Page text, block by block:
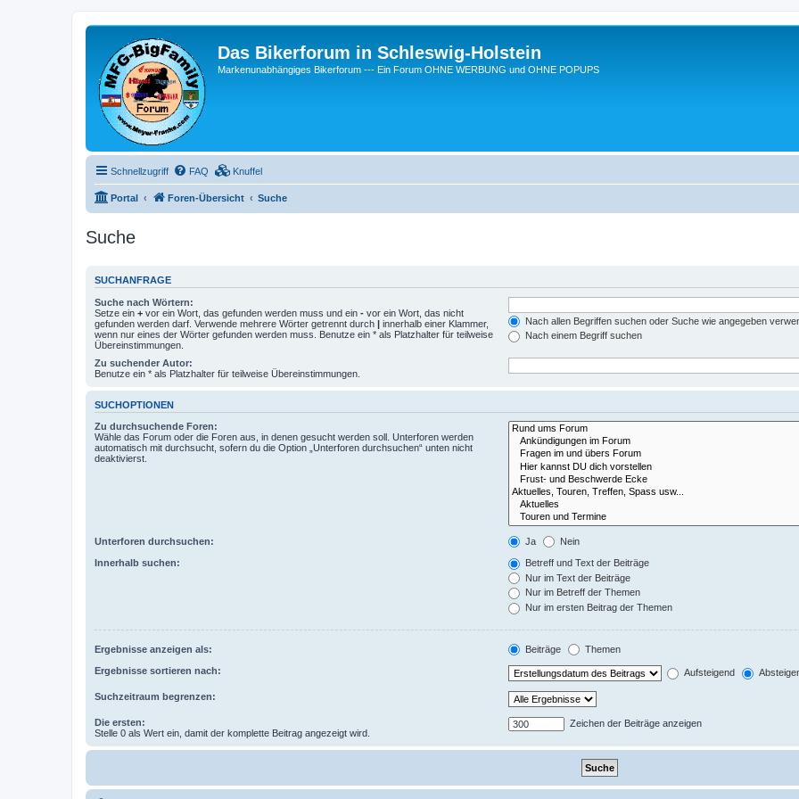
Das Bikerforum in Schleswig-Holstein
Markenunabhängiges Bikerforum --- Ein Forum OHNE WERBUNG und OHNE POPUPS
Schnellzugriff FAQ Knuffel
Portal Foren-Übersicht Suche
Suche
SUCHANFRAGE
Suche nach Wörtern:
Setze ein + vor ein Wort, das gefunden werden muss und ein - vor ein Wort, das nicht
gefunden werden darf. Verwende mehrere Wörter getrennt durch | innerhalb einer Klammer,
wenn nur eines der Wörter gefunden werden muss. Benutze ein * als Platzhalter für teilweise
Übereinstimmungen.
Nach allen Begriffen suchen oder Suche wie angegeben
Nach einem Begriff suchen
Zu suchender Autor:
Benutze ein * als Platzhalter für teilweise Übereinstimmungen.
SUCHOPTIONEN
Zu durchsuchende Foren:
Wähle das Forum oder die Foren aus, in denen gesucht werden soll. Unterforen werden
automatisch mit durchsucht, sofern du die Option „Unterforen durchsuchen“ unten nicht
deaktivierst.
Unterforen durchsuchen: Ja Nein
Innerhalb suchen:
Betreff und Text der Beiträge
Nur im Text der Beiträge
Nur im Betreff der Themen
Nur im ersten Beitrag der Themen
Ergebnisse anzeigen als: Beiträge Themen
Ergebnisse sortieren nach: Aufsteigend
Suchzeitraum begrenzen:
Die ersten:
Stelle 0 als Wert ein, damit der komplette Beitrag angezeigt wird.
Zeichen der Beiträge anzeigen